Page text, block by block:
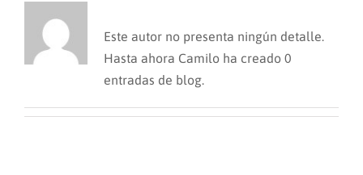
Este autor no presenta ningún detalle.
Hasta ahora Camilo ha creado 0
entradas de blog.